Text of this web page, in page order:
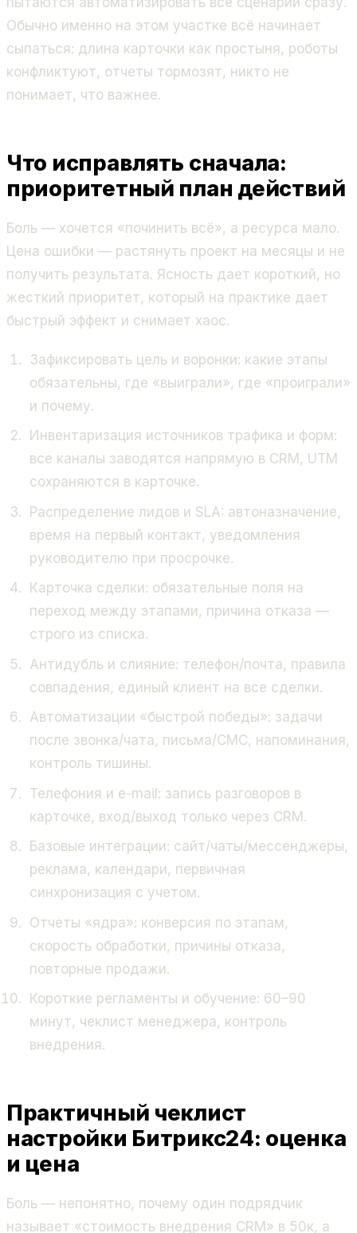
Обычно именно на этом участке всё начинает
сыпаться: длина карточки как простыня, роботы
конфликтуют, отчеты тормозят, никто не
понимает, что важнее.
Что исправлять сначала:
приоритетный план действий
Боль — хочется «починить всё», а ресурса мало.
Цена ошибки — растянуть проект на месяцы и не
получить результата. Ясность дает короткий, но
жесткий приоритет, который на практике дает
быстрый эффект и снимает хаос.
Зафиксировать цель и воронки: какие этапы
обязательны, где «выиграли», где «проиграли»
и почему.
Инвентаризация источников трафика и форм:
все каналы заводятся напрямую в CRM, UTM
сохраняются в карточке.
Распределение лидов и SLA: автоназначение,
время на первый контакт, уведомления
руководителю при просрочке.
Карточка сделки: обязательные поля на
переход между этапами, причина отказа —
строго из списка.
Антидубль и слияние: телефон/почта, правила
совпадения, единый клиент на все сделки.
Автоматизации «быстрой победы»: задачи
после звонка/чата, письма/СМС, напоминания,
контроль тишины.
Телефония и e-mail: запись разговоров в
карточке, вход/выход только через CRM.
Базовые интеграции: сайт/чаты/мессенджеры,
реклама, календари, первичная
синхронизация с учетом.
Отчеты «ядра»: конверсия по этапам,
скорость обработки, причины отказа,
повторные продажи.
Короткие регламенты и обучение: 60–90
минут, чеклист менеджера, контроль
внедрения.
Практичный чеклист
настройки Битрикс24: оценка
и цена
Боль — непонятно, почему один подрядчик
называет «стоимость внедрения CRM» в 50к, а